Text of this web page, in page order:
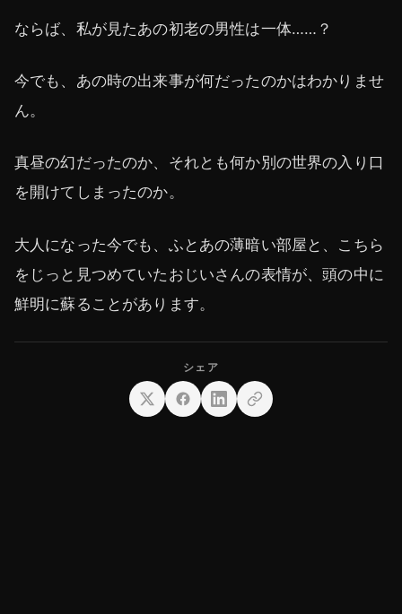
ならば、私が見たあの初老の男性は一体……？
今でも、あの時の出来事が何だったのかはわかりませ
ん。
真昼の幻だったのか、それとも何か別の世界の入り口
を開けてしまったのか。
大人になった今でも、ふとあの薄暗い部屋と、こちら
をじっと見つめていたおじいさんの表情が、頭の中に
鮮明に蘇ることがあります。